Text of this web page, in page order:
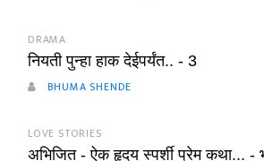
DRAMA
नियती पुन्हा हाक देईपर्यंत.. - 3
BHUMA SHENDE
LOVE STORIES
अभिजित - ऐक हृदय स्पर्शी प्रेम कथा... -